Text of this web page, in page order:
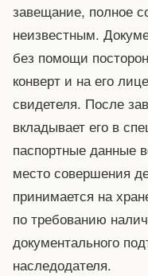
завещание, полное
неизвестным.
без помощи
конверт и на его
свидетеля. После
вкладывает его в
паспортные данные
место совершения
принимается на
по требованию
документального
наследодателя.